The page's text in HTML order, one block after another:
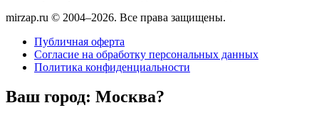
mirzap.ru © 2004–2026. Все права защищены.
Публичная оферта
Согласие на обработку персональных данных
Политика конфиденциальности
Ваш город: Москва?